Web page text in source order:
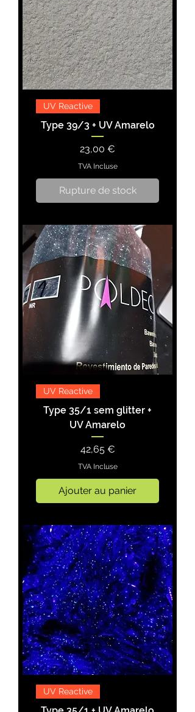
UV Reactive
Type 39/3 + UV Amarelo
Prix
23,00 €
TVA Incluse
Rupture de stock
UV Reactive
Type 35/1 sem glitter +
UV Amarelo
Prix
42,65 €
TVA Incluse
Ajouter au panier
UV Reactive